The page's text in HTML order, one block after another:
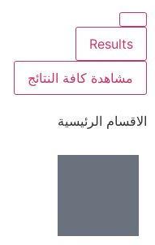
Results
مشاهدة كافة النتائج
الاقسام الرئيسية